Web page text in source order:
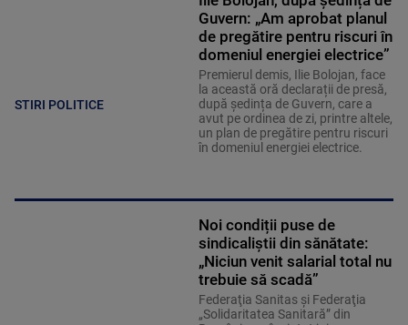
STIRI POLITICE
Guvern: „Am aprobat planul
de pregătire pentru riscuri în
domeniul energiei electrice”
Premierul demis, Ilie Bolojan, face
la această oră declarații de presă,
după ședința de Guvern, care a
avut pe ordinea de zi, printre altele,
un plan de pregătire pentru riscuri
în domeniul energiei electrice.
Noi condiții puse de
sindicaliștii din sănătate:
„Niciun venit salarial total nu
trebuie să scadă”
Federaţia Sanitas şi Federaţia
„Solidaritatea Sanitară” din